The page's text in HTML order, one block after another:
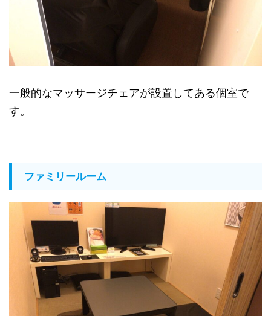
一般的なマッサージチェアが設置してある個室で
す。
ファミリールーム